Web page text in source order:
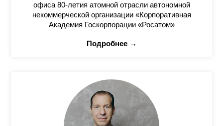
офиса 80-летия атомной отрасли автономной
некоммерческой организации «Корпоративная
Академия Госкорпорации «Росатом»
Подробнее →